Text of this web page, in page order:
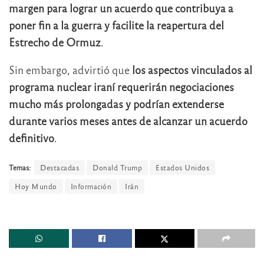
margen para lograr un acuerdo que contribuya a
poner fin a la guerra y facilite la reapertura del
Estrecho de Ormuz
Sin embargo, advirtió que los aspectos vinculados al
programa nuclear iraní requerirán negociaciones
mucho más prolongadas y podrían extenderse
durante varios meses antes de alcanzar un acuerdo
definitivo
Temas: Destacadas Donald Trump
Estados Unidos
Hoy Mundo
Información Irán